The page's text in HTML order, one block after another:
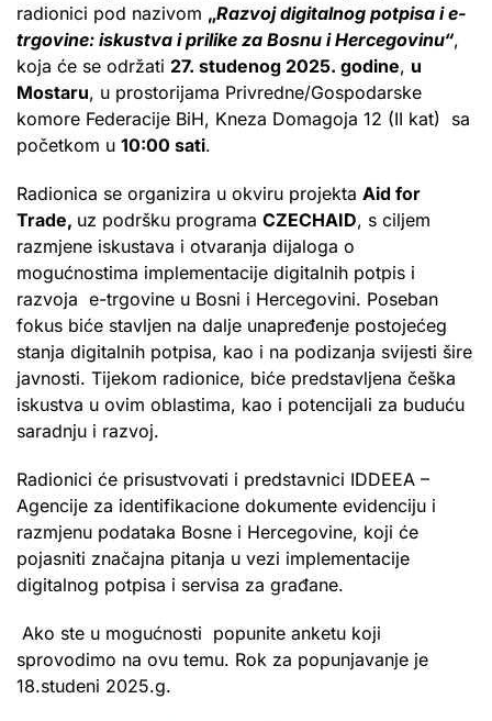
radionici pod nazivom „Razvoj digitalnog potpisa i e-
trgovine: iskustva i prilike za Bosnu i Hercegovinu“,
koja će se održati 27. studenog 2025. godine, u
Mostaru, u prostorijama Privredne/Gospodarske
komore Federacije BiH, Kneza Domagoja 12 (II kat) sa
početkom u 10:00 sati.
Radionica se organizira u okviru projekta Aid for
Trade, uz podršku programa CZECHAID, s ciljem
razmjene iskustava i otvaranja dijaloga o
mogućnostima implementacije digitalnih potpis i
razvoja e-trgovine u Bosni i Hercegovini. Poseban
fokus biće stavljen na dalje unapređenje postojećeg
stanja digitalnih potpisa, kao i na podizanja svijesti šire
javnosti. Tijekom radionice, biće predstavljena češka
iskustva u ovim oblastima, kao i potencijali za buduću
saradnju i razvoj.
Radionici će prisustvovati i predstavnici IDDEEA –
Agencije za identifikacione dokumente evidenciju i
razmjenu podataka Bosne i Hercegovine, koji će
pojasniti značajna pitanja u vezi implementacije
digitalnog potpisa i servisa za građane.
Ako ste u mogućnosti popunite anketu koji
sprovodimo na ovu temu. Rok za popunjavanje je
18.studeni 2025.g.